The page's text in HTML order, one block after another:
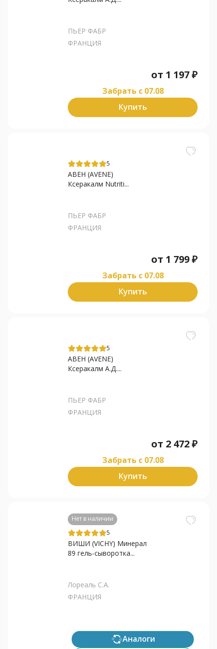
ПЬЕР ФАБР
ФРАНЦИЯ
от 1 197₽
Забрать c 07.08
Купить
5
АВЕН (AVENE)
Ксеракалм Nutriti...
ПЬЕР ФАБР
ФРАНЦИЯ
от 1 799₽
Забрать c 07.08
Купить
5
АВЕН (AVENE)
Ксеракалм А.Д....
ПЬЕР ФАБР
ФРАНЦИЯ
от 2 472₽
Забрать c 07.08
Купить
Нет в наличии
5
ВИШИ (VICHY) Минерал
89 гель-сыворотка...
Лореаль С.А.
ФРАНЦИЯ
Аналоги